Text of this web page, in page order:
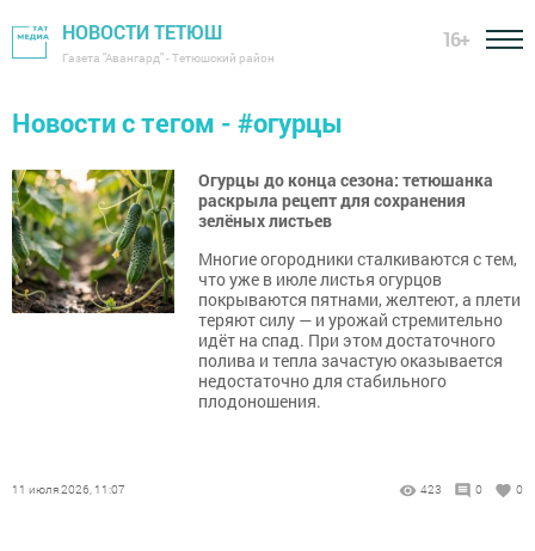
НОВОСТИ ТЕТЮШ
Газета "Авангард" - Тетюшский район
16+
Новости с тегом - #огурцы
Огурцы до конца сезона: тетюшанка
раскрыла рецепт для сохранения
зелёных листьев
Многие огородники сталкиваются с тем,
что уже в июле листья огурцов
покрываются пятнами, желтеют, а плети
теряют силу — и урожай стремительно
идёт на спад. При этом достаточного
полива и тепла зачастую оказывается
недостаточно для стабильного
плодоношения.
11 июля 2026, 11:07 423 0 0